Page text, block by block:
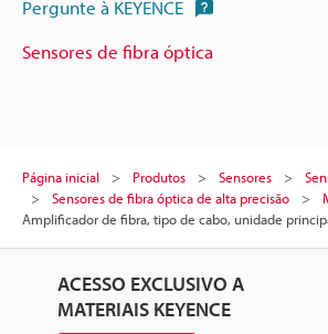
Pergunte à KEYENCE
Sensores de fibra óptica
Página inicial Produtos Sensores
Sensores de fibra óptica de alta precisão
Amplificador de fibra, tipo de cabo, unidade
ACESSO EXCLUSIVO A
MATERIAIS KEYENCE